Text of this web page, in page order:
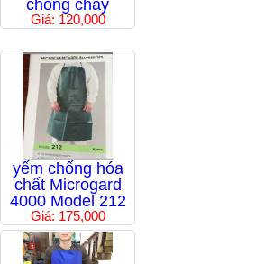
chống cháy
Giá: 120,000
yếm chống hóa
chất Microgard
4000 Model 212
Giá: 175,000